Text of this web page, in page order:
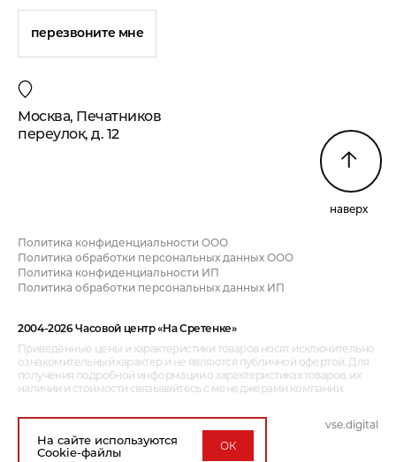
перезвоните мне
Москва, Печатников
переулок, д. 12
наверх
Политика конфиденциальности ООО
Политика обработки персональных данных ООО
Политика конфиденциальности ИП
Политика обработки персональных данных ИП
2004-2026 Часовой центр «На Сретенке»
Приведённые цены и характеристики товаров носят исключительно
ознакомительный характер и не являются публичной офертой. Для
получения подробной информации о характеристиках товаров, их
наличии и стоимости связывайтесь с менеджерами компании.
vse.digital
На сайте используются
Cookie-файлы
ОК